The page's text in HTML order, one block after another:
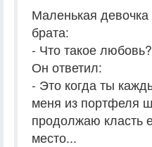
Маленькая
брата:
- Что такое любовь?
Он ответил:
- Это когда ты
меня из портфеля
продолжаю класть
место...